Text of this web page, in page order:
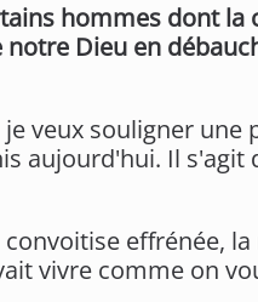
hommes dont
Dieu en
veux souligner
aujourd'hui. Il
effrénée,
vivre comme on